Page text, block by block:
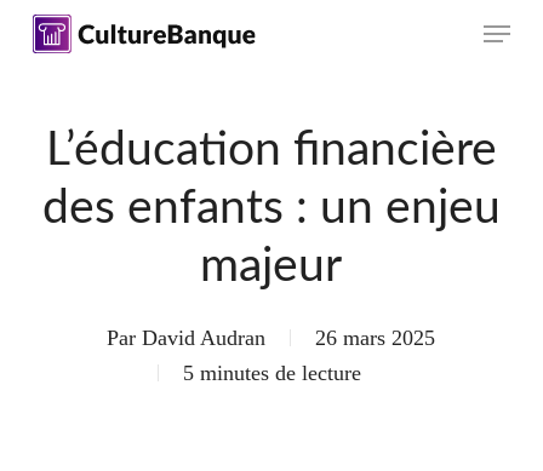
Skip
Menu
L’éducation financière
des enfants : un enjeu
majeur
Par David Audran
26 mars 2025
5 minutes de lecture